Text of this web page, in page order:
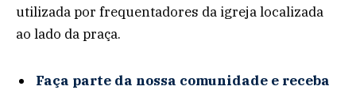
utilizada por frequentadores da igreja localizada
ao lado da praça.
Faça parte da nossa comunidade e receba